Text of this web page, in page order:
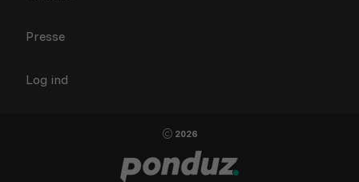
Presse
Log ind
2026